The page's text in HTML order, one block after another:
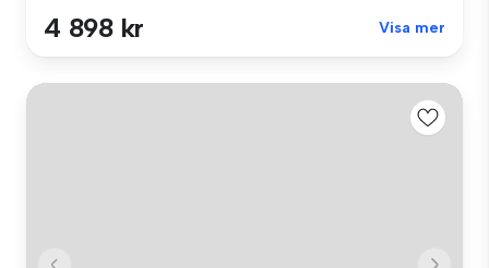
4 898 kr Visa mer